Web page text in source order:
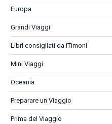
Europa
Grandi Viaggi
Libri consigliati da iTimoni
Mini Viaggi
Oceania
Preparare un Viaggio
Prima del Viaggio